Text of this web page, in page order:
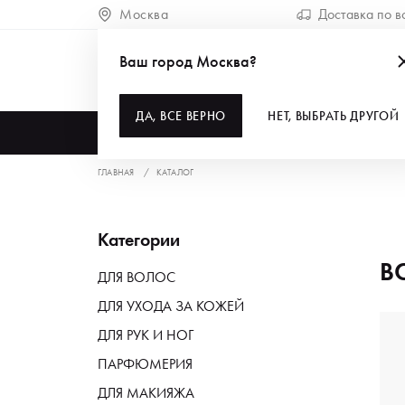
Москва Доставка по
Ваш город Москва?
ДА, ВСЕ ВЕРНО НЕТ, ВЫБРАТЬ ДРУГОЙ
ГЛАВНАЯ КАТАЛОГ
Категории
ДЛЯ ВОЛОС
ДЛЯ УХОДА ЗА КОЖЕЙ
ДЛЯ РУК И НОГ
ПАРФЮМЕРИЯ
ДЛЯ МАКИЯЖА